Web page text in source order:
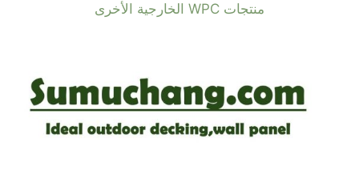
منتجات WPC الخارجية الأخرى